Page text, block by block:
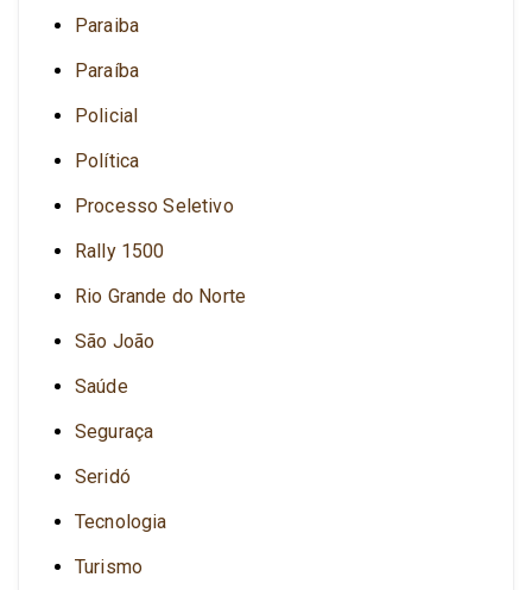
Paraiba
Paraíba
Policial
Política
Processo Seletivo
Rally 1500
Rio Grande do Norte
São João
Saúde
Seguraça
Seridó
Tecnologia
Turismo